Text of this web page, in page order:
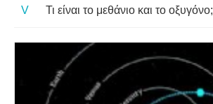
Τι είναι το μεθάνιο και το οξυγόνο;